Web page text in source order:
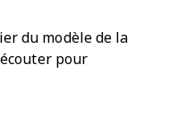
du modèle de la
pour